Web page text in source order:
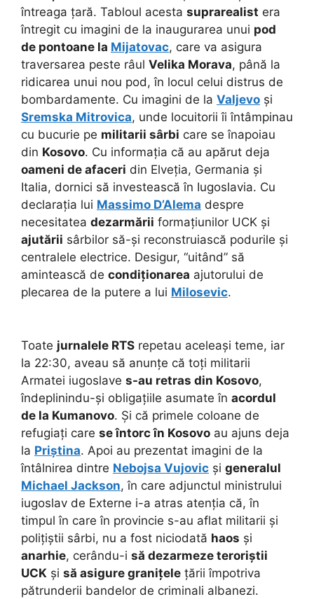
întreaga țară. Tabloul acesta suprarealist era
întregit cu imagini de la inaugurarea unui pod
de pontoane la Mijatovac, care va asigura
traversarea peste râul Velika Morava, până la
ridicarea unui nou pod, în locul celui distrus de
bombardamente. Cu imagini de la Valjevo și
Sremska Mitrovica, unde locuitorii îi întâmpinau
cu bucurie pe militarii sârbi care se înapoiau
din Kosovo. Cu informația că au apărut deja
oameni de afaceri din Elveția, Germania și
Italia, dornici să investească în Iugoslavia. Cu
declarația lui Massimo D’Alema despre
necesitatea dezarmării formațiunilor UCK și
ajutării sârbilor să-și reconstruiască podurile și
centralele electrice. Desigur, “uitând” să
amintească de condiționarea ajutorului de
plecarea de la putere a lui Milosevic.
Toate jurnalele RTS repetau aceleași teme, iar
la 22:30, aveau să anunțe că toți militarii
Armatei iugoslave s-au retras din Kosovo,
îndeplinindu-și obligațiile asumate în acordul
de la Kumanovo. Și că primele coloane de
refugiați care se întorc în Kosovo au ajuns deja
la Priștina. Apoi au prezentat imagini de la
întâlnirea dintre Nebojsa Vujovic și generalul
Michael Jackson, în care adjunctul ministrului
iugoslav de Externe i-a atras atenția că, în
timpul în care în provincie s-au aflat militarii și
polițiștii sârbi, nu a fost niciodată haos și
anarhie, cerându-i să dezarmeze teroriștii
UCK și să asigure granițele țării împotriva
pătrunderii bandelor de criminali albanezi.